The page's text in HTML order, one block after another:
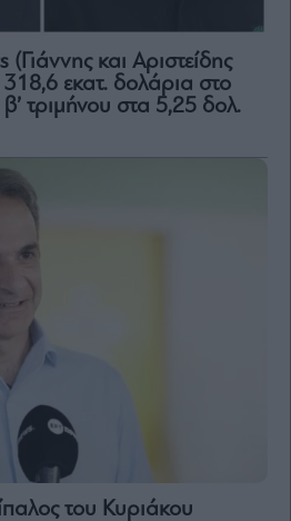
και Αριστείδης
εκατ. δολάρια στο
τριμήνου στα 5,25 δολ.
του Κυριάκου